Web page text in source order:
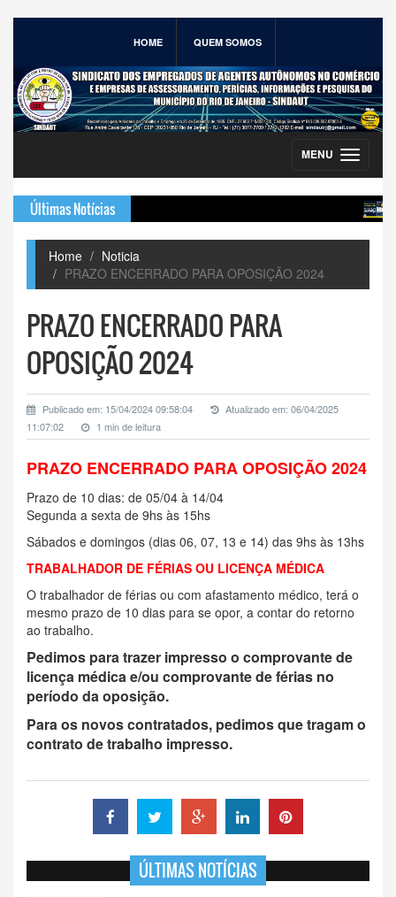
HOME QUEM SOMOS
Toggle
MENU
Últimas Notícias
Home
Noticia
PRAZO ENCERRADO PARA OPOSIÇÃO 2024
PRAZO ENCERRADO PARA
OPOSIÇÃO 2024
Publicado em: 15/04/2024 09:58:04
Atualizado em: 06/04/2025
11:07:02
1 min de leitura
PRAZO ENCERRADO PARA OPOSIÇÃO 2024
Prazo de 10 dias: de 05/04 à 14/04
Segunda a sexta de 9hs às 15hs
Sábados e domingos (dias 06, 07, 13 e 14) das 9hs às 13hs
TRABALHADOR DE FÉRIAS OU LICENÇA MÉDICA
O trabalhador de férias ou com afastamento médico, terá o
mesmo prazo de 10 dias para se opor, a contar do retorno
ao trabalho.
Pedimos para trazer impresso o comprovante de
licença médica e/ou comprovante de férias no
período da oposição.
Para os novos contratados, pedimos que tragam o
contrato de trabalho impresso.
ÚLTIMAS NOTÍCIAS